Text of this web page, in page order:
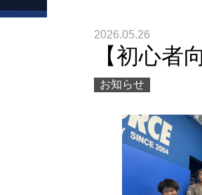
2026.05.26
【初心者
お知らせ